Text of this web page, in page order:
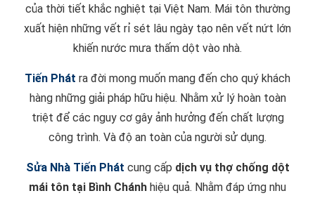
của thời tiết khắc nghiệt tại Việt Nam. Mái tôn thường
xuất hiện những vết rỉ sét lâu ngày tạo nên vết nứt lớn
khiến nước mưa thấm dột vào nhà.
Tiến Phát ra đời mong muốn mang đến cho quý khách
hàng những giải pháp hữu hiệu. Nhằm xử lý hoàn toàn
triệt để các nguy cơ gây ảnh hưởng đến chất lượng
công trình. Và độ an toàn của người sử dụng.
Sửa Nhà Tiến Phát cung cấp dịch vụ thợ chống dột
mái tôn tại Bình Chánh hiệu quả. Nhằm đáp ứng nhu